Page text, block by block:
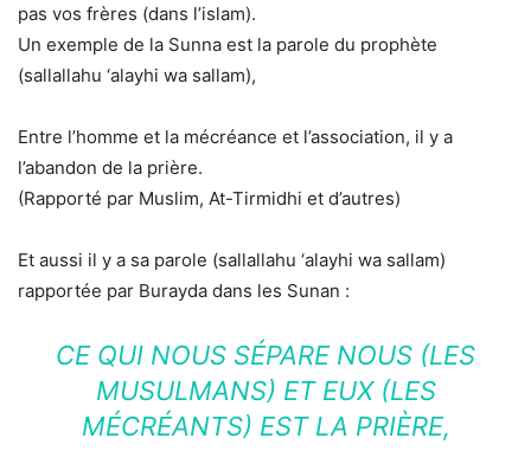
pas vos frères (dans l’islam).
Un exemple de la Sunna est la parole du prophète
(sallallahu ‘alayhi wa sallam),
Entre l’homme et la mécréance et l’association, il y a
l’abandon de la prière.
(Rapporté par Muslim, At-Tirmidhi et d’autres)
Et aussi il y a sa parole (sallallahu ‘alayhi wa sallam)
rapportée par Burayda dans les Sunan :
CE QUI NOUS SÉPARE NOUS (LES
MUSULMANS) ET EUX (LES
MÉCRÉANTS) EST LA PRIÈRE,